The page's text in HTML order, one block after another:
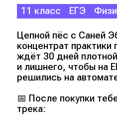
11 класс ЕГЭ
Цепной пёс с Саней
концентрат
ждёт 30 дней
и лишнего, чтобы на
решились на
📅 После покупки
трека: